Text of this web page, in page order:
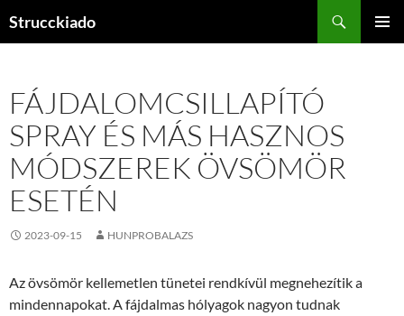
Strucckiado
FÁJDALOMCSILLAPÍTÓ
SPRAY ÉS MÁS HASZNOS
MÓDSZEREK ÖVSÖMÖR
ESETÉN
2023-09-15 HUNPROBALAZS
Az övsömör kellemetlen tünetei rendkívül megnehezítik a
mindennapokat. A fájdalmas hólyagok nagyon tudnak